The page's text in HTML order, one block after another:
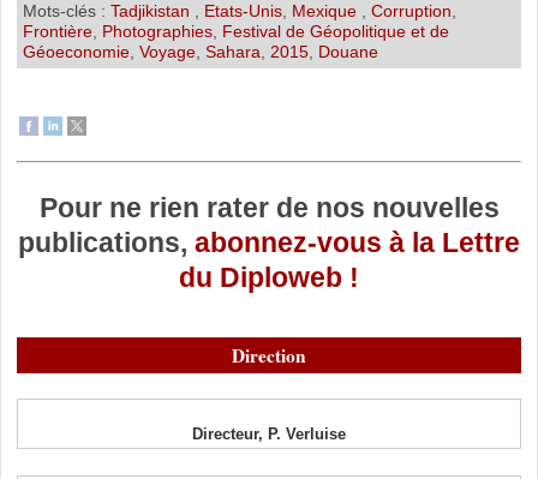
Mots-clés : Tadjikistan Etats-Unis, Mexique Corruption
Frontière, Photographies, Festival de Géopolitique et de
Géoeconomie, Voyage, Sahara 2015, Douane
Pour ne rien rater de nos nouvelles
publications, abonnez-vous à la Lettre
du Diploweb !
Direction
Directeur, P. Verluise